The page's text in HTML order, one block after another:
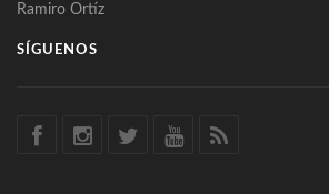
Ramiro Ortíz
SÍGUENOS